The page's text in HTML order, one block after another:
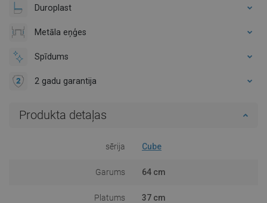
Duroplast
Metāla eņģes
Spīdums
2 gadu garantija
Produkta detaļas
sērija Cube
Garums 64 cm
Platums 37 cm